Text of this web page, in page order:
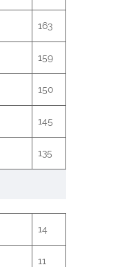
163
159
150
145
135
14
11